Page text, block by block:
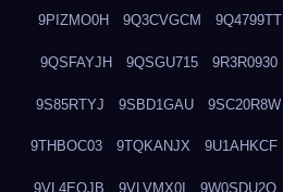
9PIZMO0H 9Q3CVGCM 9Q4799TT
9QSFAYJH 9QSGU715 9R3R0930
9S85RTYJ 9SBD1GAU 9SC20R8W
9THBOC03 9TQKANJX 9U1AHKCF
9VL4EOJB 9VLVMX0I 9W0SDU2O